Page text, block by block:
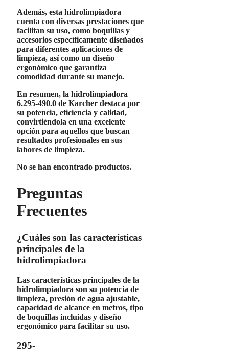
Además, esta hidrolimpiadora
cuenta con diversas prestaciones que
facilitan su uso, como boquillas y
accesorios específicamente diseñados
para diferentes aplicaciones de
limpieza, así como un diseño
ergonómico que garantiza
comodidad durante su manejo.
En resumen, la hidrolimpiadora
6.295-490.0 de Karcher destaca por
su potencia, eficiencia y calidad,
convirtiéndola en una excelente
opción para aquellos que buscan
resultados profesionales en sus
labores de limpieza.
No se han encontrado productos.
Preguntas
Frecuentes
¿Cuáles son las características
principales de la
hidrolimpiadora
Las características principales de la
hidrolimpiadora son su potencia de
limpieza, presión de agua ajustable,
capacidad de alcance en metros, tipo
de boquillas incluidas y diseño
ergonómico para facilitar su uso.
295-